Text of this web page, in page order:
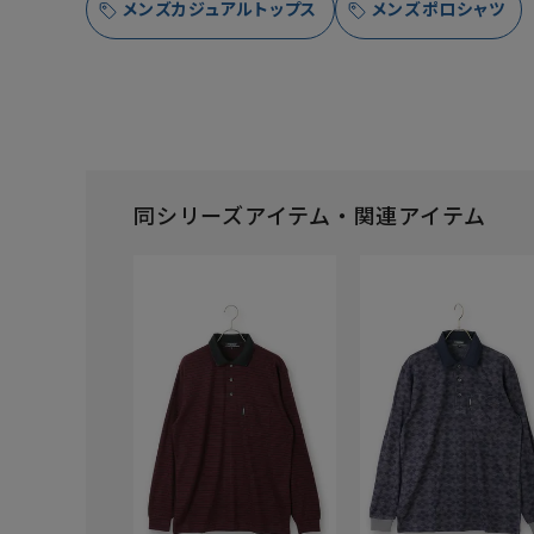
メンズカジュアルトップス メンズポロシャツ
同シリーズアイテム・関連アイテム